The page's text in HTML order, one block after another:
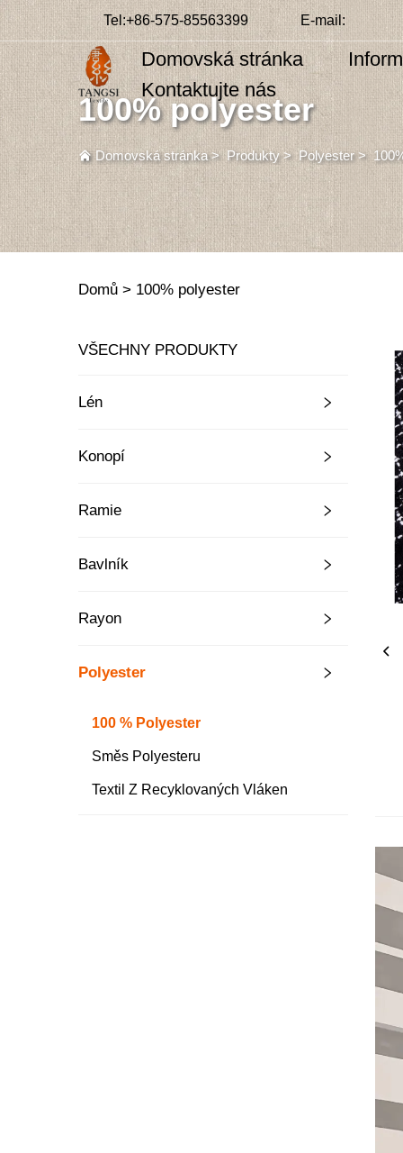
Tel:+86-575-85563399 E-mail:
Domovská stránka
Kontaktujte nás
100% polyester
Domovská stránka> Produkty>Polyester>
Domů > 100% polyester
VŠECHNY PRODUKTY
Lén
Konopí
Ramie
Bavlník
Rayon
Polyester
100 % Polyester
Směs Polyesteru
Textil Z Recyklovaných Vláken